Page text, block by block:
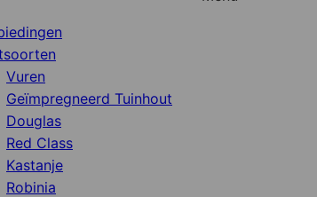
Vuren
Geïmpregneerd Tuinhout
Douglas
Red Class
Kastanje
Robinia